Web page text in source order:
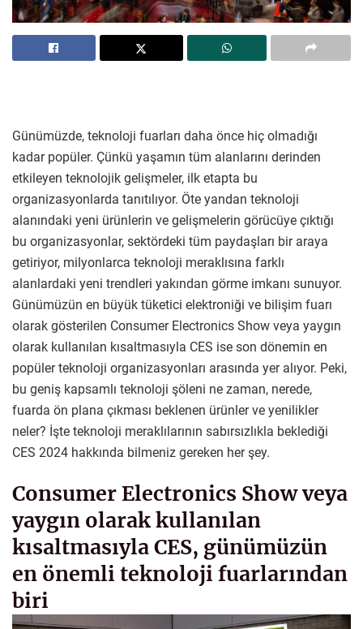
Günümüzde, teknoloji fuarları daha önce hiç olmadığı
kadar popüler. Çünkü yaşamın tüm alanlarını derinden
etkileyen teknolojik gelişmeler, ilk etapta bu
organizasyonlarda tanıtılıyor. Öte yandan teknoloji
alanındaki yeni ürünlerin ve gelişmelerin görücüye çıktığı
bu organizasyonlar, sektördeki tüm paydaşları bir araya
getiriyor, milyonlarca teknoloji meraklısına farklı
alanlardaki yeni trendleri yakından görme imkanı sunuyor.
Günümüzün en büyük tüketici elektroniği ve bilişim fuarı
olarak gösterilen Consumer Electronics Show veya yaygın
olarak kullanılan kısaltmasıyla CES ise son dönemin en
popüler teknoloji organizasyonları arasında yer alıyor. Peki,
bu geniş kapsamlı teknoloji şöleni ne zaman, nerede,
fuarda ön plana çıkması beklenen ürünler ve yenilikler
neler? İşte teknoloji meraklılarının sabırsızlıkla beklediği
CES 2024 hakkında bilmeniz gereken her şey.
Consumer Electronics Show veya
yaygın olarak kullanılan
kısaltmasıyla CES, günümüzün
en önemli teknoloji fuarlarından
biri